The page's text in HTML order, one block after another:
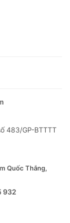
483/GP-BTTTT
Quốc Thắng,
932